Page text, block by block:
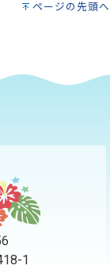
ページの先頭へ
1